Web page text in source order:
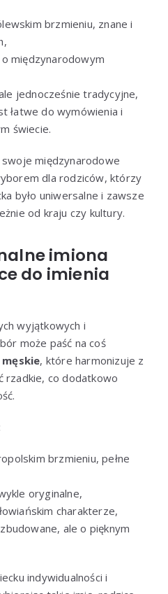
brzmieniu, znane i
międzynarodowym
jednocześnie tradycyjne,
łatwe do wymówienia i
świecie.
międzynarodowe
dla rodziców, którzy
było uniwersalne i zawsze
od kraju czy kultury.
imiona
do imienia
wyjątkowych i
może paść na coś
, które harmonizuje z
rzadkie, co dodatkowo
brzmieniu, pełne
oryginalne,
charakterze,
ale o pięknym
indywidualności i